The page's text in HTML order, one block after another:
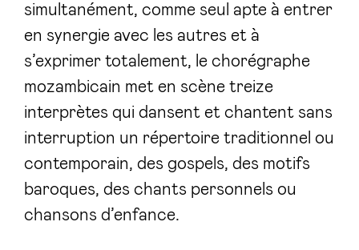
simultanément, comme seul apte à entrer
en synergie avec les autres et à
s’exprimer totalement, le chorégraphe
mozambicain met en scène treize
interprètes qui dansent et chantent sans
interruption un répertoire traditionnel ou
contemporain, des gospels, des motifs
baroques, des chants personnels ou
chansons d’enfance.